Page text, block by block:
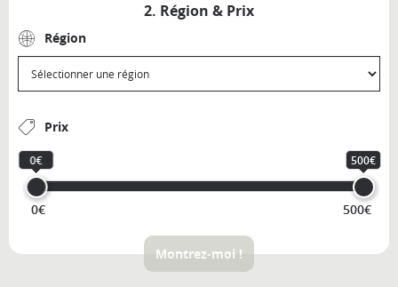
2. Région & Prix
Région
Prix
0€ 500€
0€ 500€
Montrez-moi !